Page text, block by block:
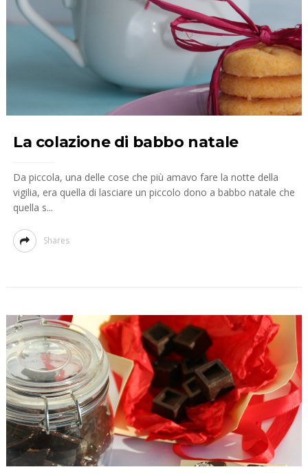
La colazione di babbo natale
Da piccola, una delle cose che più amavo fare la notte della
vigilia, era quella di lasciare un piccolo dono a babbo natale che
quella s...
Shares